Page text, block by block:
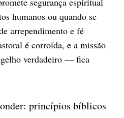
humanos ou quando se
arrependimento e fé
é corroída, e a missão
verdadeiro — fica
princípios bíblicos